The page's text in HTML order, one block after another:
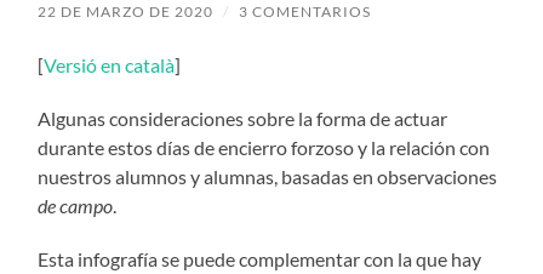
22 DE MARZO DE 2020 / 3 COMENTARIOS
[Versió en català]
Algunas consideraciones sobre la forma de actuar
durante estos días de encierro forzoso y la relación con
nuestros alumnos y alumnas, basadas en observaciones
de campo
Esta infografía se puede complementar con la que hay